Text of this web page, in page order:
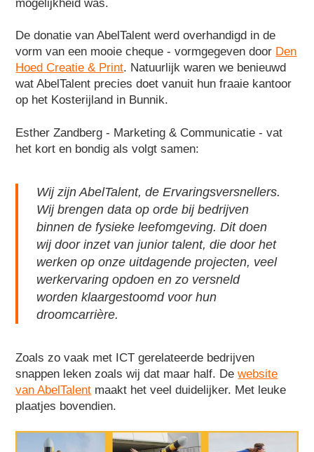
mogelijkheid was.
De donatie van AbelTalent werd overhandigd in de
vorm van een mooie cheque - vormgegeven door Den
Hoed Creatie & Print. Natuurlijk waren we benieuwd
wat AbelTalent precies doet vanuit hun fraaie kantoor
op het Kosterijland in Bunnik.
Esther Zandberg - Marketing & Communicatie - vat
het kort en bondig als volgt samen:
Wij zijn AbelTalent, de Ervaringsversnellers.
Wij brengen data op orde bij bedrijven
binnen de fysieke leefomgeving. Dit doen
wij door inzet van junior talent, die door het
werken op onze uitdagende projecten, veel
werkervaring opdoen en zo versneld
worden klaargestoomd voor hun
droomcarrière.
Zoals zo vaak met ICT gerelateerde bedrijven
snappen leken zoals wij dat maar half. Dewebsite
van AbelTalent maakt het veel duidelijker. Met leuke
plaatjes bovendien.